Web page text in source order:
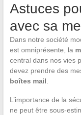
Astuces
avec sa
Dans notre société
est omniprésente, la
central dans nos vies
devez prendre des
boîtes mail
L’importance de la
ne peut être sous-